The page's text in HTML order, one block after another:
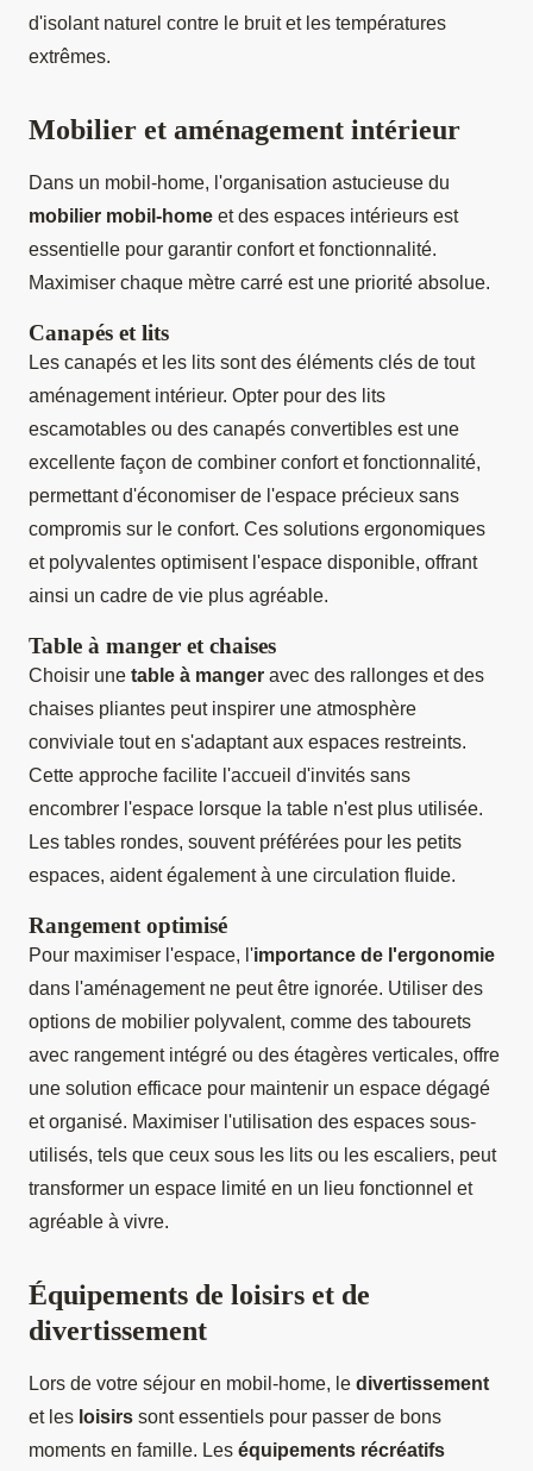
d'isolant naturel contre le bruit et les températures
extrêmes.
Mobilier et aménagement intérieur
Dans un mobil-home, l'organisation astucieuse du
mobilier mobil-home et des espaces intérieurs est
essentielle pour garantir confort et fonctionnalité.
Maximiser chaque mètre carré est une priorité absolue.
Canapés et lits
Les canapés et les lits sont des éléments clés de tout
aménagement intérieur. Opter pour des lits
escamotables ou des canapés convertibles est une
excellente façon de combiner confort et fonctionnalité,
permettant d'économiser de l'espace précieux sans
compromis sur le confort. Ces solutions ergonomiques
et polyvalentes optimisent l'espace disponible, offrant
ainsi un cadre de vie plus agréable.
Table à manger et chaises
Choisir une table à manger avec des rallonges et des
chaises pliantes peut inspirer une atmosphère
conviviale tout en s'adaptant aux espaces restreints.
Cette approche facilite l'accueil d'invités sans
encombrer l'espace lorsque la table n'est plus utilisée.
Les tables rondes, souvent préférées pour les petits
espaces, aident également à une circulation fluide.
Rangement optimisé
Pour maximiser l'espace, l'importance de l'ergonomie
dans l'aménagement ne peut être ignorée. Utiliser des
options de mobilier polyvalent, comme des tabourets
avec rangement intégré ou des étagères verticales, offre
une solution efficace pour maintenir un espace dégagé
et organisé. Maximiser l'utilisation des espaces sous-
utilisés, tels que ceux sous les lits ou les escaliers, peut
transformer un espace limité en un lieu fonctionnel et
agréable à vivre.
Équipements de loisirs et de
divertissement
Lors de votre séjour en mobil-home, le divertissement
et les loisirs sont essentiels pour passer de bons
moments en famille. Les équipements récréatifs